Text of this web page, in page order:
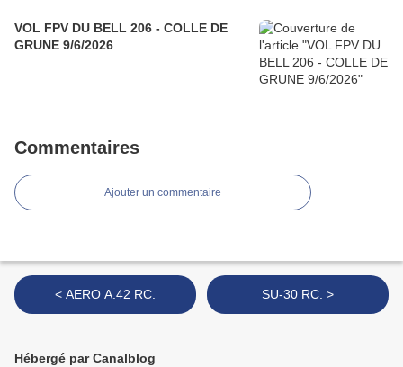
VOL FPV DU BELL 206 - COLLE DE
GRUNE 9/6/2026
Commentaires
Ajouter un commentaire
< AERO A.42 RC. SU-30 RC. >
Hébergé par Canalblog